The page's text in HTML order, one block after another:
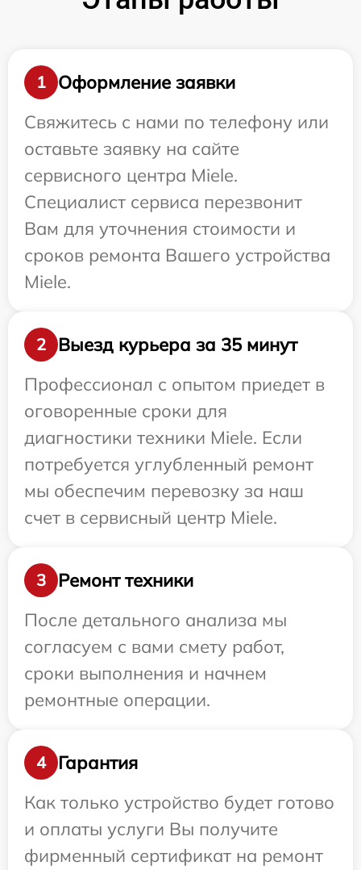
1
Оформление заявки
Свяжитесь с нами по телефону или
оставьте заявку на сайте
сервисного центра Miele.
Специалист сервиса перезвонит
Вам для уточнения стоимости и
сроков ремонта Вашего устройства
Miele.
2
Выезд курьера за 35 минут
Профессионал с опытом приедет в
оговоренные сроки для
диагностики техники Miele. Если
потребуется углубленный ремонт
мы обеспечим перевозку за наш
счет в сервисный центр Miele.
3
Ремонт техники
После детального анализа мы
согласуем с вами смету работ,
сроки выполнения и начнем
ремонтные операции.
4
Гарантия
Как только устройство будет готово
и оплаты услуги Вы получите
фирменный сертификат на ремонт